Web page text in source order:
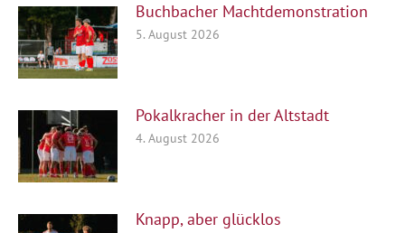
Buchbacher Machtdemonstration
5. August 2026
Pokalkracher in der Altstadt
4. August 2026
Knapp, aber glücklos